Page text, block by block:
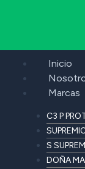
Inicio
Marcas
C3 P
S
DOÑA